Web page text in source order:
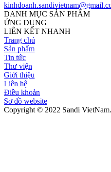
DANH MỤC SẢN PHẨM
ỨNG DỤNG
LIÊN KẾT NHANH
Trang chủ
Sản phẩm
Tin tức
Thư viện
Giới thiệu
Liên hệ
Điều khoản
Sơ đồ website
Copyright © 2022 Sandi